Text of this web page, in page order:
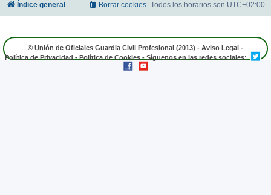
Índice general Todos los horarios son UTC+02:00
Borrar cookies
© Unión de Oficiales Guardia Civil Profesional (2013) - Aviso Legal -
Política de Privacidad - Política de Cookies - Síguenos en las redes sociales: